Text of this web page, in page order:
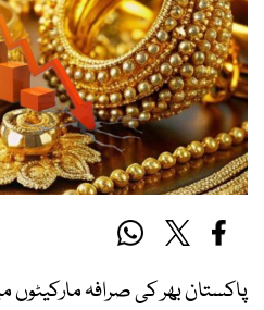
پاکستان بھر کی صرافہ